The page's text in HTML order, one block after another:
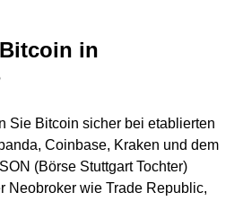
in
Sie Bitcoin sicher bei etablierten
Coinbase, Kraken und dem
(Börse Stuttgart Tochter)
Neobroker wie Trade Republic,